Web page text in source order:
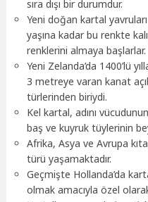
sıra dışı bir durumdur.
Yeni doğan kartal
yaşına kadar bu renkte
renklerini almaya başlarlar.
Yeni Zelanda’da 1400’lü
3 metreye varan kanat
türlerinden biriydi.
Kel kartal, adını
baş ve kuyruk tüylerinin
Afrika, Asya ve Avrupa
türü yaşamaktadır.
Geçmişte Hollanda’da
olmak amacıyla özel